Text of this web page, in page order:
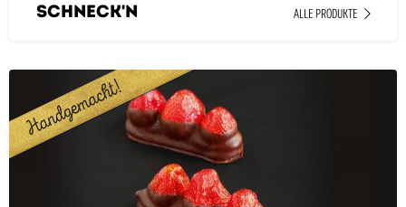
Schneck'n ALLE PRODUKTE